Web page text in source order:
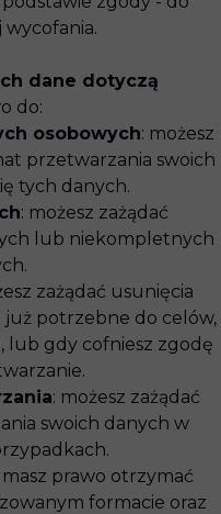
dane dotyczą
do:
osobowych: możesz
przetwarzania swoich
tych danych.
: możesz zażądać
lub niekompletnych
zażądać usunięcia
już potrzebne do celów,
lub gdy cofniesz zgodę
: możesz zażądać
swoich danych w
masz prawo otrzymać
formacie oraz